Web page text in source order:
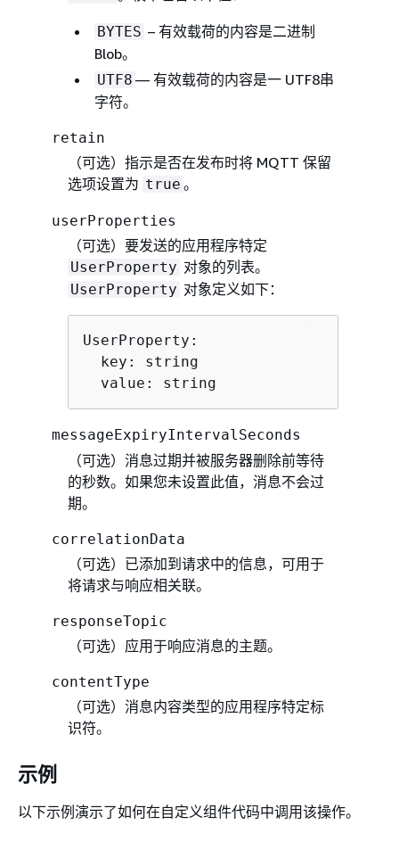
BYTES – 有效载荷的内容是二进制
Blob。
UTF8 — 有效载荷的内容是一 UTF8串
字符。
retain
（可选）指示是否在发布时将 MQTT 保留
选项设置为 true 。
userProperties
（可选）要发送的应用程序特定
UserProperty 对象的列表。
UserProperty 对象定义如下：
UserProperty:
  key: string
  value: string
messageExpiryIntervalSeconds
（可选）消息过期并被服务器删除前等待
的秒数。如果您未设置此值，消息不会过
期。
correlationData
（可选）已添加到请求中的信息，可用于
将请求与响应相关联。
responseTopic
（可选）应用于响应消息的主题。
contentType
（可选）消息内容类型的应用程序特定标
识符。
示例
以下示例演示了如何在自定义组件代码中调用该操作。